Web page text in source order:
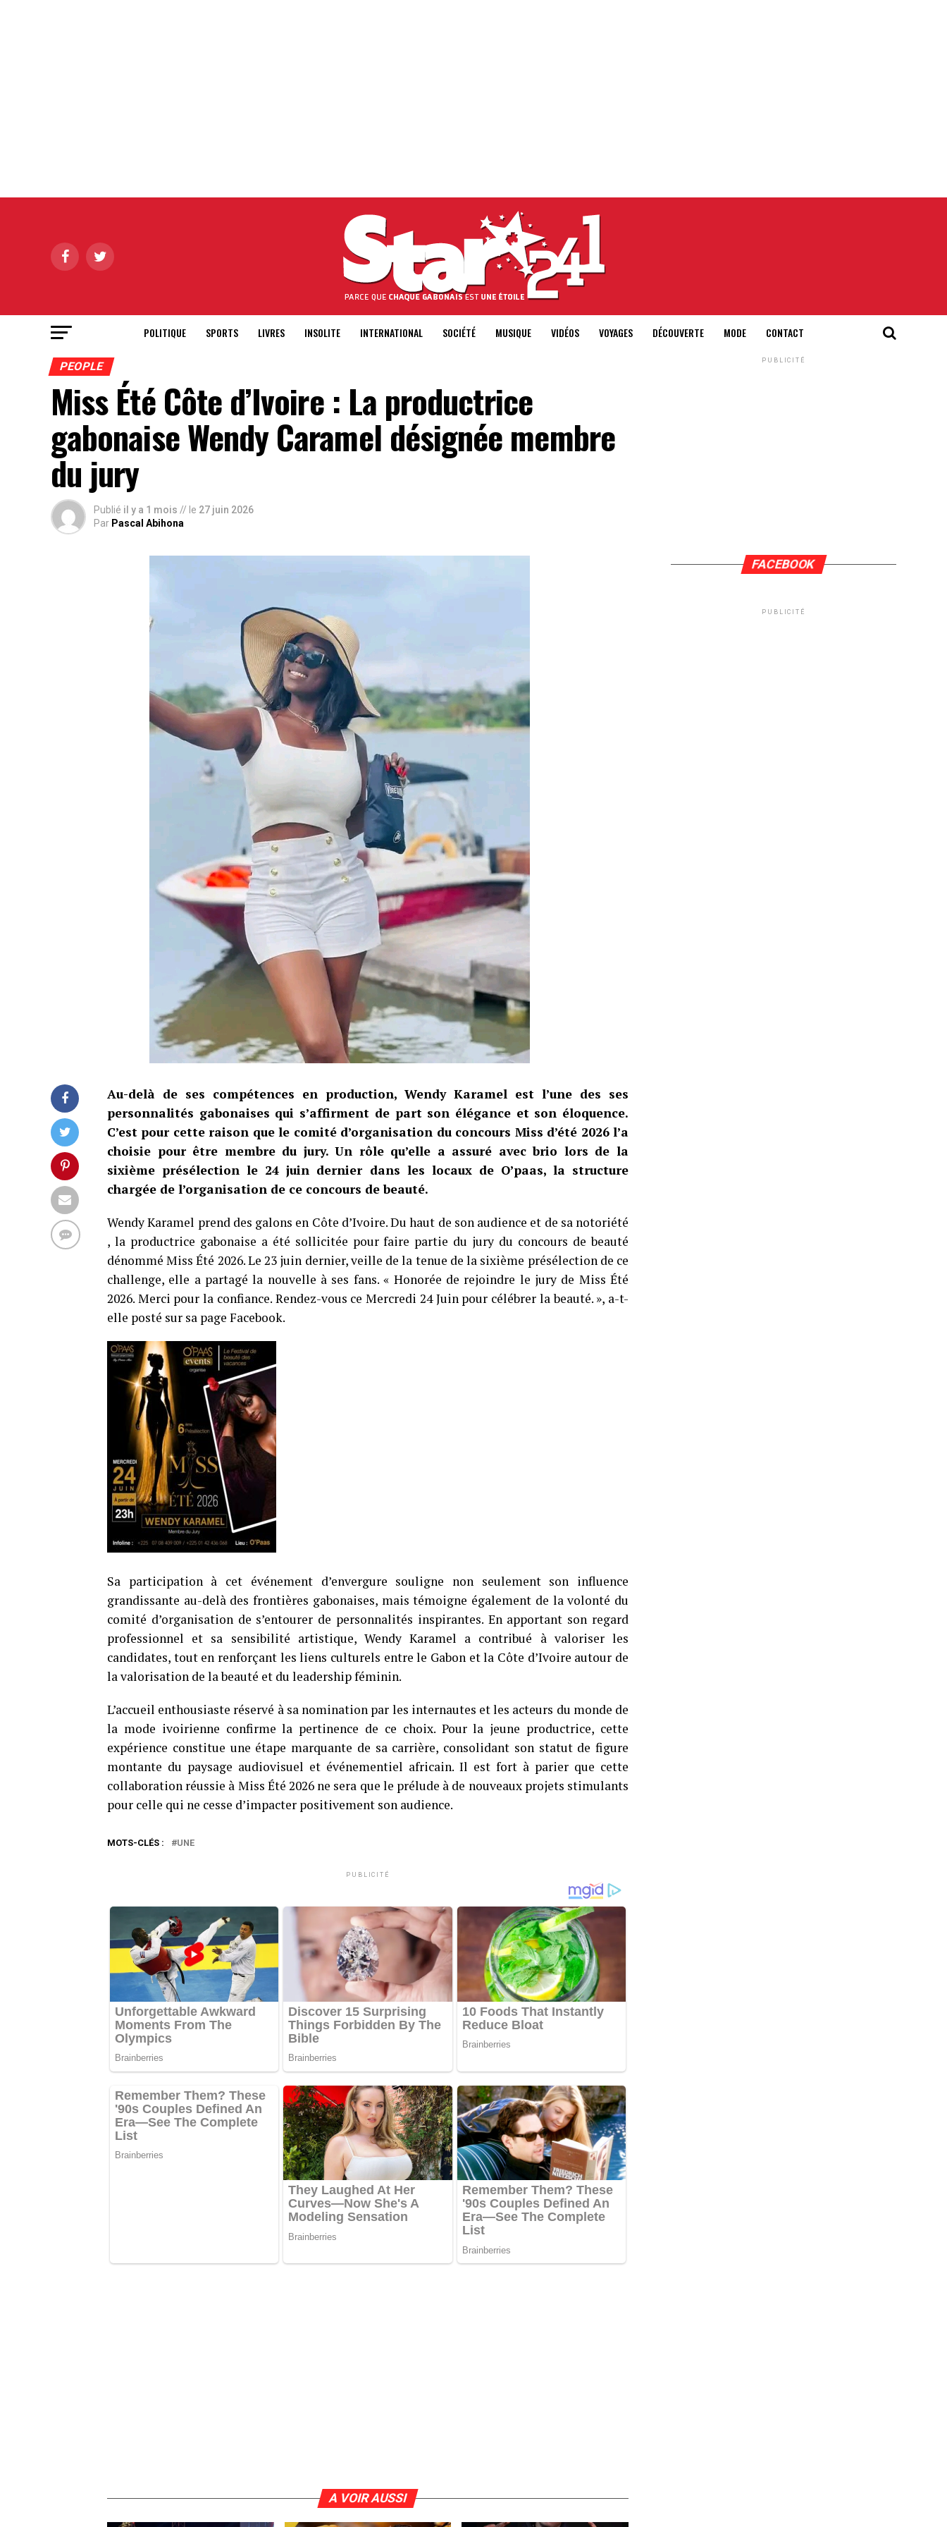
POLITIQUE SPORTS LIVRES INSOLITE INTERNATIONAL SOCIÉTÉ MUSIQUE VIDÉOS VOYAGES DÉCOUVERTE MODE CONTACT
PEOPLE
Miss Été Côte d’Ivoire : La productrice
gabonaise Wendy Caramel désignée membre
du jury
Publié il y a 1 mois // le 27 juin 2026
Par Pascal Abihona
Au-delà de ses compétences en production, Wendy Karamel est l’une des ses
personnalités gabonaises qui s’affirment de part son élégance et son éloquence.
C’est pour cette raison que le comité d’organisation du concours Miss d’été 2026 l’a
choisie pour être membre du jury. Un rôle qu’elle a assuré avec brio lors de la
sixième présélection le 24 juin dernier dans les locaux de O’paas, la structure
chargée de l’organisation de ce concours de beauté.
Wendy Karamel prend des galons en Côte d’Ivoire. Du haut de son audience et de sa notoriété
, la productrice gabonaise a été sollicitée pour faire partie du jury du concours de beauté
dénommé Miss Été 2026. Le 23 juin dernier, veille de la tenue de la sixième présélection de ce
challenge, elle a partagé la nouvelle à ses fans. « Honorée de rejoindre le jury de Miss Été
2026. Merci pour la confiance. Rendez-vous ce Mercredi 24 Juin pour célébrer la beauté. », a-t-
elle posté sur sa page Facebook.
Sa participation à cet événement d’envergure souligne non seulement son influence
grandissante au-delà des frontières gabonaises, mais témoigne également de la volonté du
comité d’organisation de s’entourer de personnalités inspirantes. En apportant son regard
professionnel et sa sensibilité artistique, Wendy Karamel a contribué à valoriser les
candidates, tout en renforçant les liens culturels entre le Gabon et la Côte d’Ivoire autour de
la valorisation de la beauté et du leadership féminin.
L’accueil enthousiaste réservé à sa nomination par les internautes et les acteurs du monde de
la mode ivoirienne confirme la pertinence de ce choix. Pour la jeune productrice, cette
expérience constitue une étape marquante de sa carrière, consolidant son statut de figure
montante du paysage audiovisuel et événementiel africain. Il est fort à parier que cette
collaboration réussie à Miss Été 2026 ne sera que le prélude à de nouveaux projets stimulants
pour celle qui ne cesse d’impacter positivement son audience.
MOTS-CLÉS : UNE
PUBLICITÉ
A VOIR AUSSI
PUBLICITÉ
FACEBOOK
PUBLICITÉ